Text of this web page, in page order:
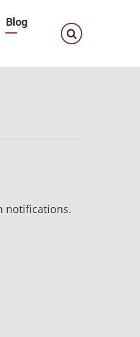
Blog
notifications.